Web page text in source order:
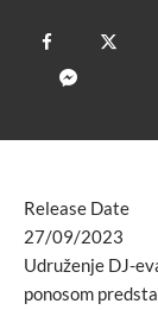
Release Date
27/09/2023
Udruženje DJ-
ponosom